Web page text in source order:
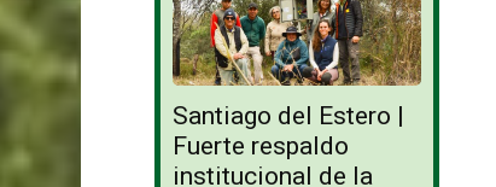
Santiago del Estero |
Fuerte respaldo
institucional de la